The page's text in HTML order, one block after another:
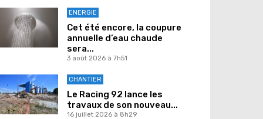
ENERGIE
Cet été encore, la coupure
annuelle d’eau chaude
sera...
3 août 2026 à 7h51
CHANTIER
Le Racing 92 lance les
travaux de son nouveau...
16 juillet 2026 à 8h29